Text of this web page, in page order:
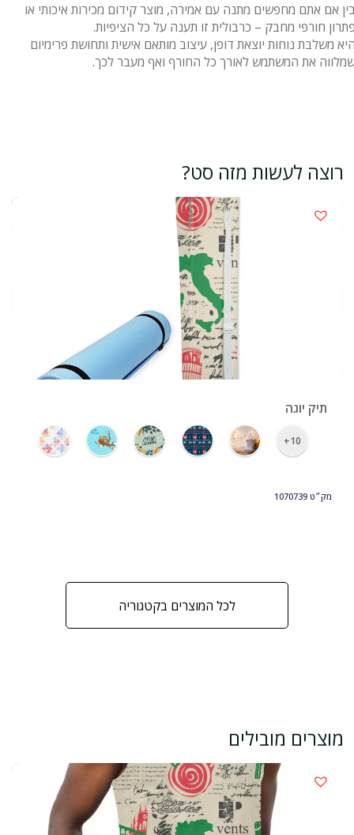
אם אתם מחפשים מתנה עם אמירה, מוצר קידום מכירות איכותי או
חורפי מחבק – כרבולית זו תענה על כל הציפיות.
משלבת נוחות יוצאת דופן, עיצוב מותאם אישית ותחושת פרימיום
את המשתמש לאורך כל החורף ואף מעבר לכך.
רוצה לעשות מזה סט?
תיק יוגה
10+
מק״ט1070739
לכל המוצרים בקטגוריה
מוצרים מובילים